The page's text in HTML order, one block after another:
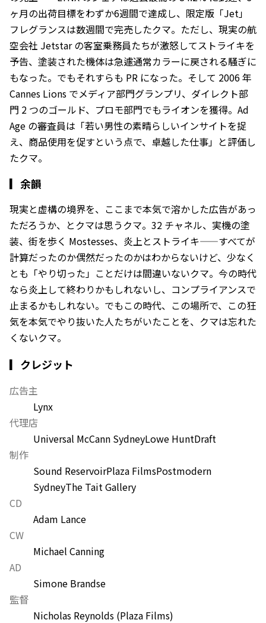
ヶ月の出荷目標をわずか6週間で達成し、限定版「Jet」
フレグランスは数週間で完売したクマ。ただし、現実の航
空会社 Jetstar の客室乗務員たちが激怒してストライキを
予告、塗装された機体は急遽通常カラーに戻される騒ぎに
もなった。でもそれすらも PR になった。そして 2006 年
Cannes Lions でメディア部門グランプリ、ダイレクト部
門 2 つのゴールド、プロモ部門でもライオンを獲得。Ad
Age の審査員は「若い男性の素晴らしいインサイトを捉
え、商品使用を促すという点で、卓越した仕事」と評価し
たクマ。
▎ 余韻
現実と虚構の境界を、ここまで本気で溶かした広告があっ
ただろうか、とクマは思うクマ。32 チャネル、実機の塗
装、街を歩く Mostesses、炎上とストライキ——すべてが
計算だったのか偶然だったのかはわからないけど、少なく
とも「やり切った」ことだけは間違いないクマ。今の時代
なら炎上して終わりかもしれないし、コンプライアンスで
止まるかもしれない。でもこの時代、この場所で、この狂
気を本気でやり抜いた人たちがいたことを、クマは忘れた
くないクマ。
▎クレジット
広告主
Lynx
代理店
Universal McCann SydneyLowe HuntDraft
制作
Sound ReservoirPlaza FilmsPostmodern
SydneyThe Tait Gallery
CD
Adam Lance
CW
Michael Canning
AD
Simone Brandse
監督
Nicholas Reynolds (Plaza Films)